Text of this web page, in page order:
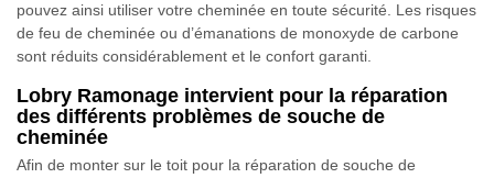
pouvez ainsi utiliser votre cheminée en toute sécurité. Les risques
de feu de cheminée ou d’émanations de monoxyde de carbone
sont réduits considérablement et le confort garanti.
Lobry Ramonage intervient pour la réparation
des différents problèmes de souche de
cheminée
Afin de monter sur le toit pour la réparation de souche de